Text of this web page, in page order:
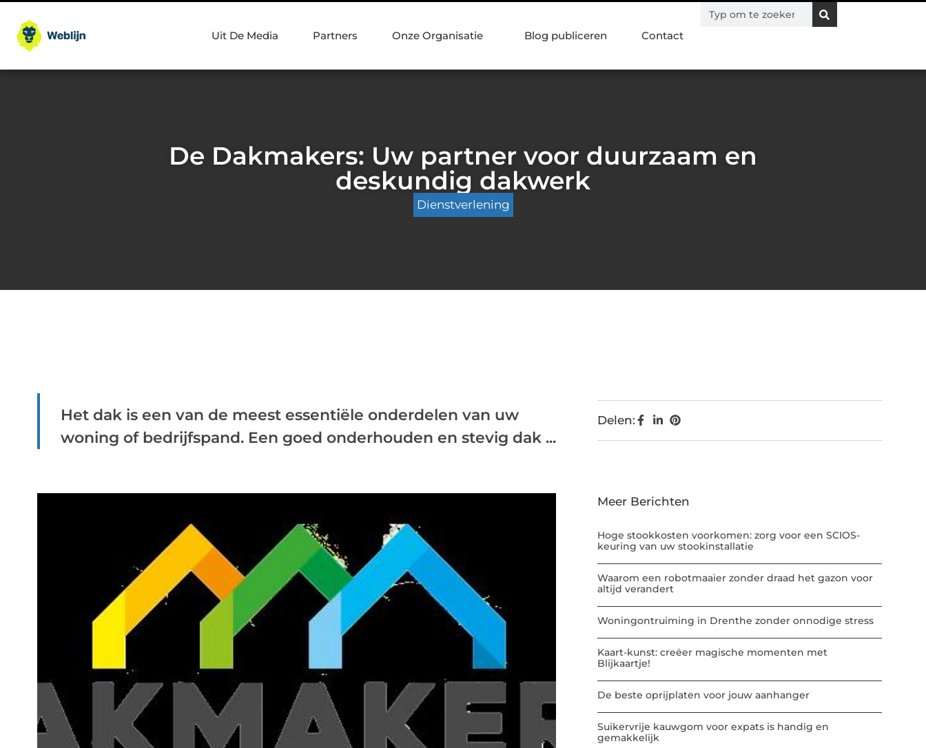
Uit De Media Partners Onze Organisatie Blog publiceren Contact
De Dakmakers: Uw partner voor duurzaam en
deskundig dakwerk
Dienstverlening
Het dak is een van de meest essentiële onderdelen van uw
woning of bedrijfspand. Een goed onderhouden en stevig dak ...
Delen:
Meer Berichten
Hoge stookkosten voorkomen: zorg voor een SCIOS-
keuring van uw stookinstallatie
Waarom een robotmaaier zonder draad het gazon voor
altijd verandert
Woningontruiming in Drenthe zonder onnodige stress
Kaart-kunst: creëer magische momenten met
Blijkaartje!
De beste oprijplaten voor jouw aanhanger
Suikervrije kauwgom voor expats is handig en
gemakkelijk